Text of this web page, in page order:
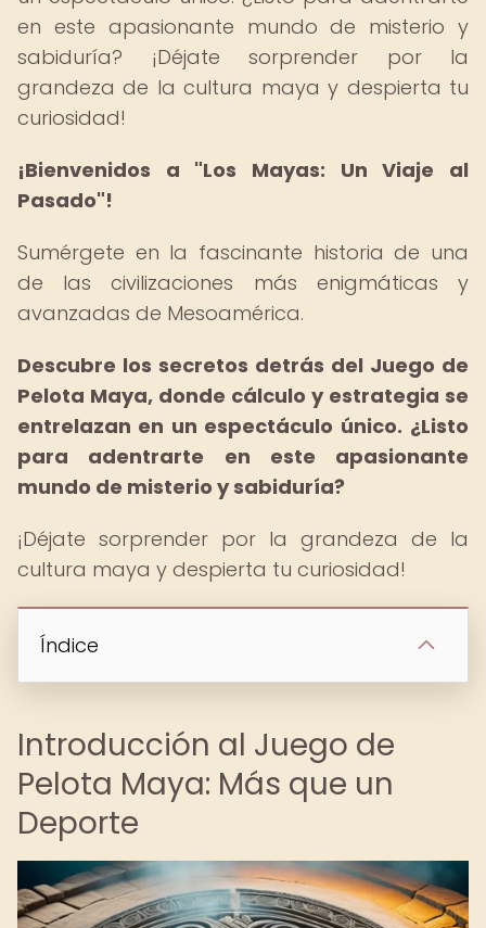
en este apasionante mundo de misterio y
sabiduría? ¡Déjate sorprender por la
grandeza de la cultura maya y despierta tu
curiosidad!
¡Bienvenidos a "Los Mayas: Un Viaje al
Pasado"!
Sumérgete en la fascinante historia de una
de las civilizaciones más enigmáticas y
avanzadas de Mesoamérica.
Descubre los secretos detrás del Juego de
Pelota Maya, donde cálculo y estrategia se
entrelazan en un espectáculo único. ¿Listo
para adentrarte en este apasionante
mundo de misterio y sabiduría?
¡Déjate sorprender por la grandeza de la
cultura maya y despierta tu curiosidad!
Índice
Introducción al Juego de
Pelota Maya: Más que un
Deporte